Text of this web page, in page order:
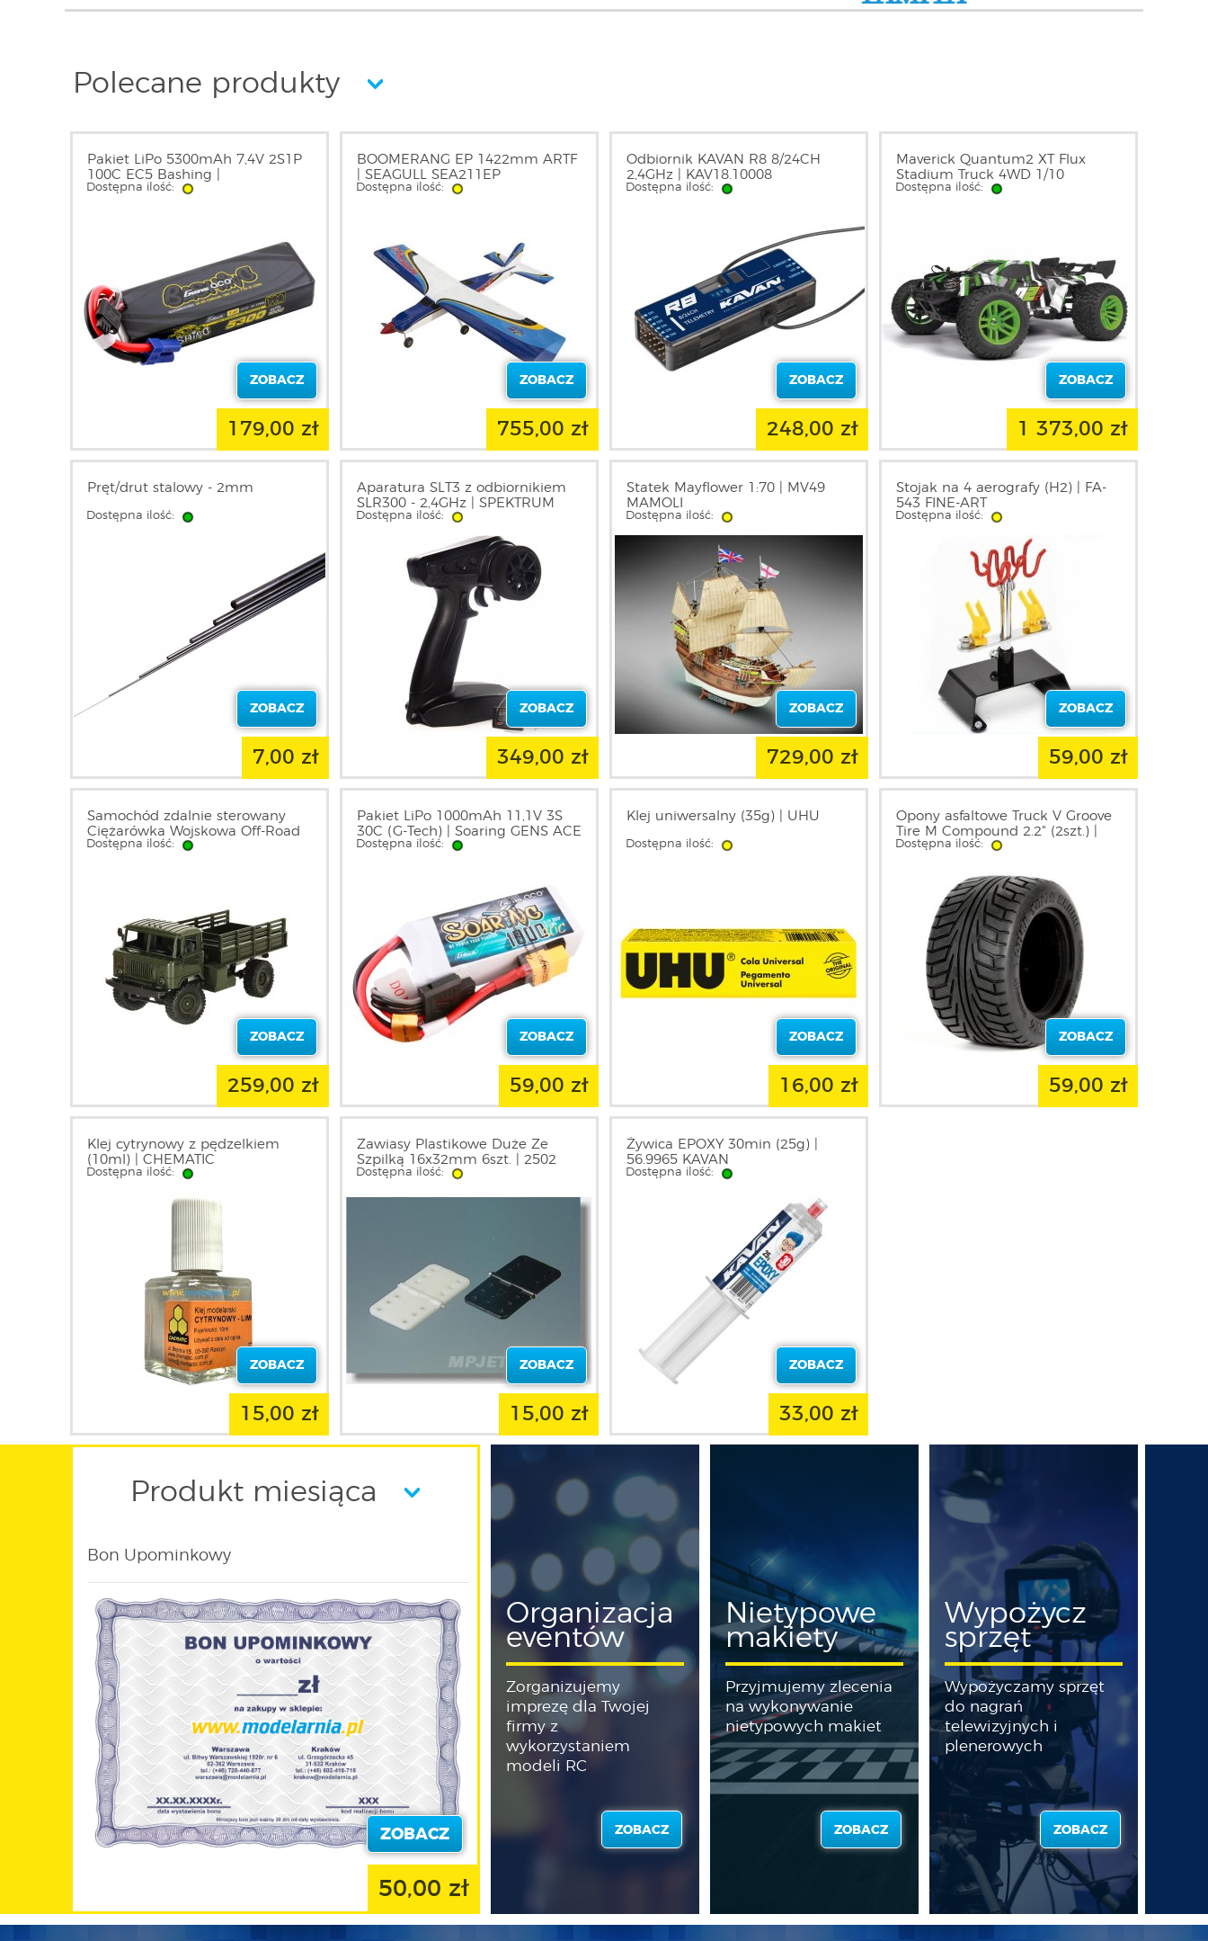
Polecane produkty
Pakiet LiPo 5300mAh 7,4V 2S1P
100C EC5 Bashing |
GEA53002S10E5 GENS ACE
Dostępna ilość:
ZOBACZ
179,00 zł
BOOMERANG EP 1422mm ARTF
| SEAGULL SEA211EP
Dostępna ilość:
ZOBACZ
755,00 zł
Odbiornik KAVAN R8 8/24CH
2,4GHz | KAV18.10008
Dostępna ilość:
ZOBACZ
248,00 zł
Maverick Quantum2 XT Flux
Stadium Truck 4WD 1/10
(zielony) | 150408 HPI
Dostępna ilość:
ZOBACZ
1 373,00 zł
Pręt/drut stalowy - 2mm
Dostępna ilość:
ZOBACZ
7,00 zł
Aparatura SLT3 z odbiornikiem
SLR300 - 2,4GHz | SPEKTRUM
Dostępna ilość:
ZOBACZ
349,00 zł
Statek Mayflower 1:70 | MV49
MAMOLI
Dostępna ilość:
ZOBACZ
729,00 zł
Stojak na 4 aerografy (H2) | FA-
543 FINE-ART
Dostępna ilość:
ZOBACZ
59,00 zł
Samochód zdalnie sterowany
Ciężarówka Wojskowa Off-Road
USSR Military Truck 4WD 1/16
Dostępna ilość:
ZOBACZ
259,00 zł
Pakiet LiPo 1000mAh 11,1V 3S
30C (G-Tech) | Soaring GENS ACE
Dostępna ilość:
ZOBACZ
59,00 zł
Klej uniwersalny (35g) | UHU
Dostępna ilość:
ZOBACZ
16,00 zł
Opony asfaltowe Truck V Groove
Tire M Compound 2.2" (2szt.) |
4451 HPI
Dostępna ilość:
ZOBACZ
59,00 zł
Klej cytrynowy z pędzelkiem
(10ml) | CHEMATIC
Dostępna ilość:
ZOBACZ
15,00 zł
Zawiasy Plastikowe Duże Ze
Szpilką 16x32mm 6szt. | 2502
MP JET
Dostępna ilość:
ZOBACZ
15,00 zł
Żywica EPOXY 30min (25g) |
56.9965 KAVAN
Dostępna ilość:
ZOBACZ
33,00 zł
Produkt miesiąca
Bon Upominkowy
ZOBACZ
50,00 zł
Organizacja
eventów
Zorganizujemy
imprezę dla Twojej
firmy z
wykorzystaniem
modeli RC
ZOBACZ
Nietypowe
makiety
Przyjmujemy zlecenia
na wykonywanie
nietypowych makiet
ZOBACZ
Wypożycz
sprzęt
Wypożyczamy sprzęt
do nagrań
telewizyjnych i
plenerowych
ZOBACZ